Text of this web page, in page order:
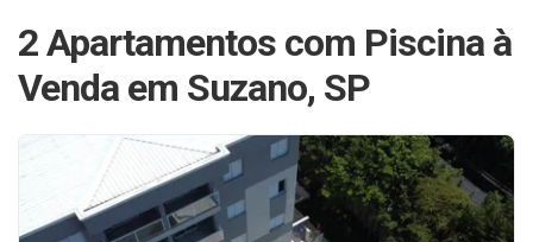
2 Apartamentos com Piscina à
Venda em Suzano, SP